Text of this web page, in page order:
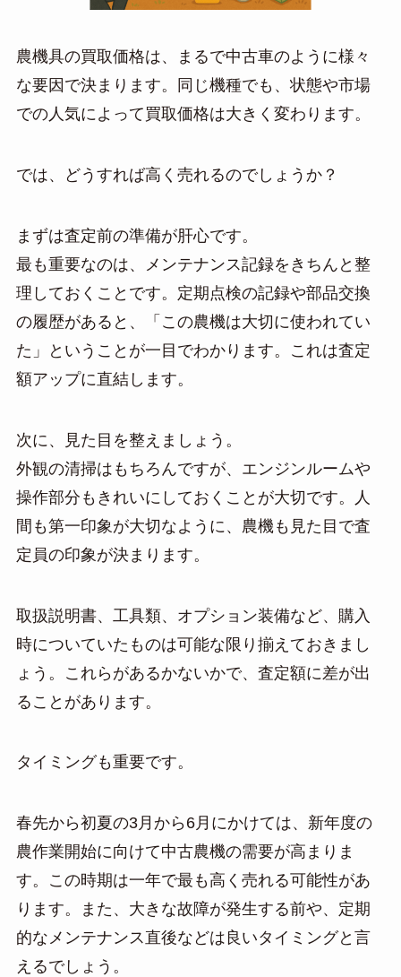
農機具の買取価格は、まるで中古車のように様々
な要因で決まります。同じ機種でも、状態や市場
での人気によって買取価格は大きく変わります。
では、どうすれば高く売れるのでしょうか？
まずは査定前の準備が肝心です。
最も重要なのは、メンテナンス記録をきちんと整
理しておくことです。定期点検の記録や部品交換
の履歴があると、「この農機は大切に使われてい
た」ということが一目でわかります。これは査定
額アップに直結します。
次に、見た目を整えましょう。
外観の清掃はもちろんですが、エンジンルームや
操作部分もきれいにしておくことが大切です。人
間も第一印象が大切なように、農機も見た目で査
定員の印象が決まります。
取扱説明書、工具類、オプション装備など、購入
時についていたものは可能な限り揃えておきまし
ょう。これらがあるかないかで、査定額に差が出
ることがあります。
タイミングも重要です。
春先から初夏の3月から6月にかけては、新年度の
農作業開始に向けて中古農機の需要が高まりま
す。この時期は一年で最も高く売れる可能性があ
ります。また、大きな故障が発生する前や、定期
的なメンテナンス直後などは良いタイミングと言
えるでしょう。